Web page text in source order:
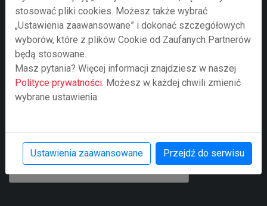
Treść zapytania
stosować pliki cookies. Możesz także wybrać
„Ustawienia zaawansowane” i dokonać szczegółowych
wyborów, które z plików Cookie od Zaufanych Partnerów
będą stosowane.
Masz pytania? Więcej informacji znajdziesz w naszej
Polityce prywatności . Możesz w każdej chwili zmienić
wybrane ustawienia.
Ustawienia zaawansowane Przejdź do serwisu